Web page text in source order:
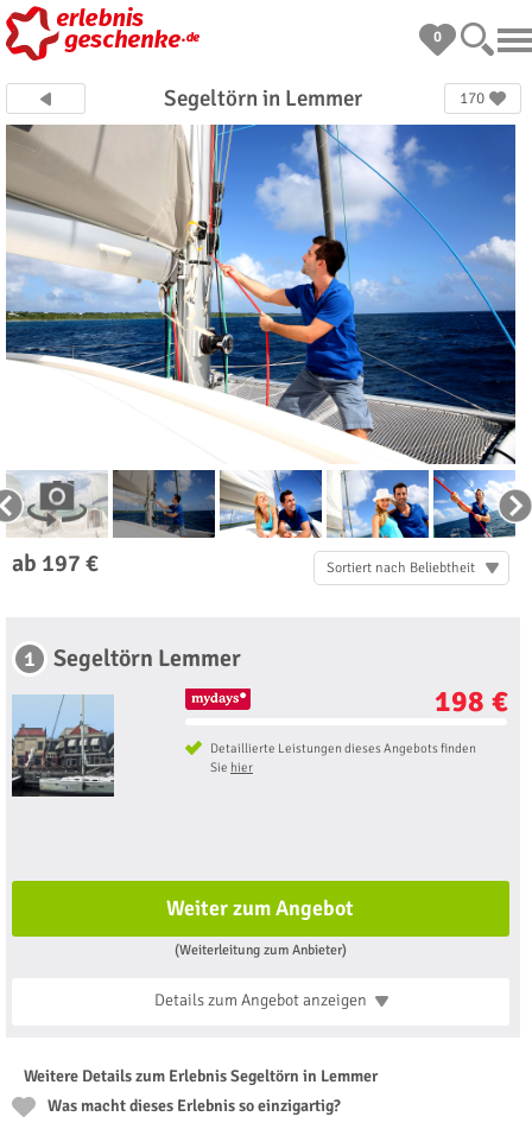
0
Segeltörn in Lemmer 170
ab 197 € Sortiert nach Beliebtheit
1 Segeltörn Lemmer
198 €
Detaillierte Leistungen dieses Angebots finden
Sie hier
Weiter zum Angebot
(Weiterleitung zum Anbieter)
Details zum Angebotanzeigen
Weitere Details zum Erlebnis Segeltörn in Lemmer
Was macht dieses Erlebnis so einzigartig?